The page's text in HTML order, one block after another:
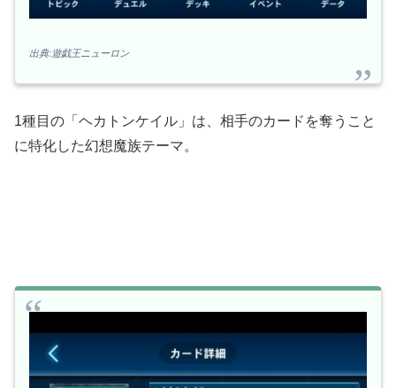
出典:遊戯王ニューロン
1種目の「ヘカトンケイル」は、相手のカードを奪うこと
に特化した幻想魔族テーマ。